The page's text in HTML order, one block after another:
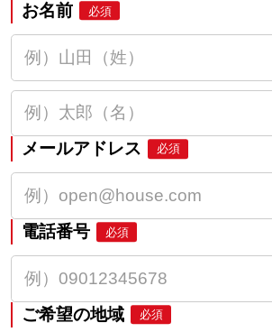
お名前 必須
メールアドレス 必須
電話番号 必須
ご希望の地域 必須